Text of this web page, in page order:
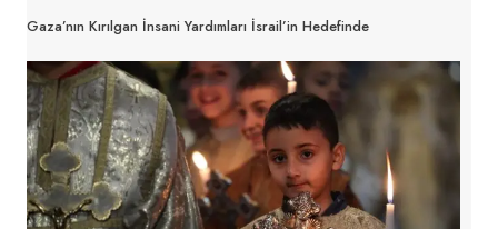
Gaza’nın Kırılgan İnsani Yardımları İsrail’in Hedefinde